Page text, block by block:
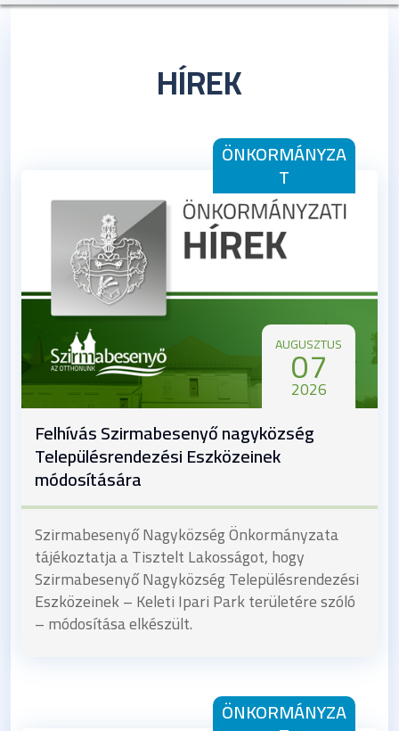
HÍREK
AUGUSZTUS
07
2026
ÖNKORMÁNYZA
T
Felhívás Szirmabesenyő nagyközség
Településrendezési Eszközeinek
módosítására
Szirmabesenyő Nagyközség Önkormányzata
tájékoztatja a Tisztelt Lakosságot, hogy
Szirmabesenyő Nagyközség Településrendezési
Eszközeinek – Keleti Ipari Park területére szóló
– módosítása elkészült.
ÖNKORMÁNYZA